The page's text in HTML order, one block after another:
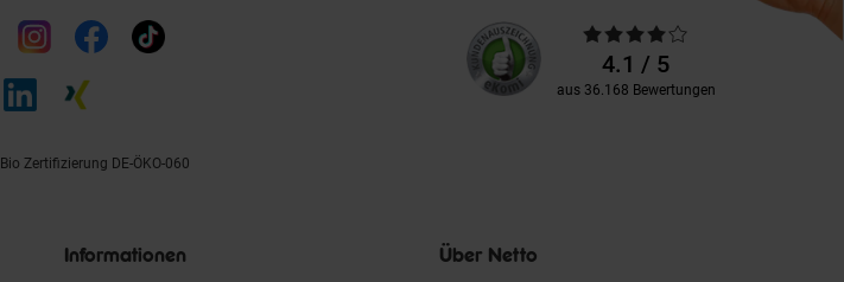
Bio Zertifizierung DE-ÖKO-060
Unsere
Kundenbewertungen
Durchschnittliche
Bewertungen4.1 / 5
aus 36.168 Bewertungen
Informationen Über Netto